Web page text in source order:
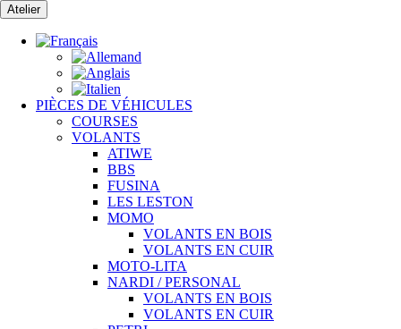
Passer
au
contenu
Atelier
PIÈCES DE VÉHICULES
COURSES
VOLANTS
ATIWE
BBS
FUSINA
LES LESTON
MOMO
VOLANTS EN BOIS
VOLANTS EN CUIR
MOTO-LITA
NARDI / PERSONAL
VOLANTS EN BOIS
VOLANTS EN CUIR